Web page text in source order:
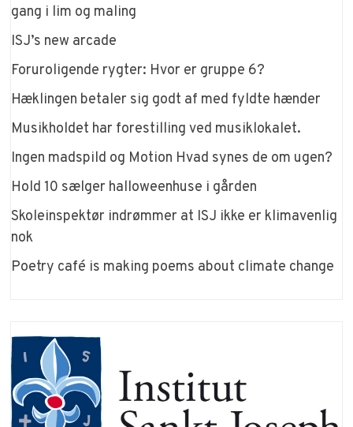
gang i lim og maling
ISJ’s new arcade
Foruroligende rygter: Hvor er gruppe 6?
Hæklingen betaler sig godt af med fyldte hænder
Musikholdet har forestilling ved musiklokalet.
Ingen madspild og Motion Hvad synes de om ugen?
Hold 10 sælger halloweenhuse i gården
Skoleinspektør indrømmer at ISJ ikke er klimavenlig
nok
Poetry café is making poems about climate change